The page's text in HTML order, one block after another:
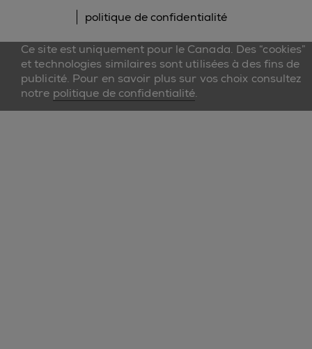
politique de confidentialité
Ce site est uniquement pour le Canada. Des “cookies”
et technologies similaires sont utilisées à des fins de
publicité. Pour en savoir plus sur vos choix consultez
notre politique de confidentialité.